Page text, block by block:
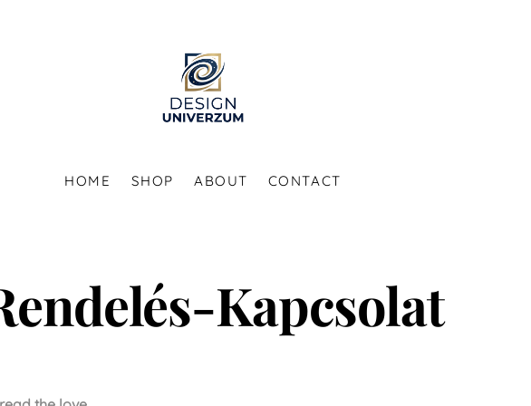
HOME SHOP ABOUT CONTACT
Kapcsolat